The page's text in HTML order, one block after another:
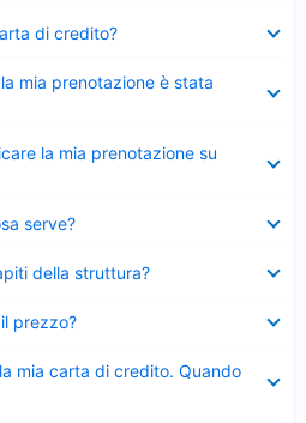
di credito?
mia prenotazione è stata
la mia prenotazione su
serve?
della struttura?
prezzo?
mia carta di credito. Quando